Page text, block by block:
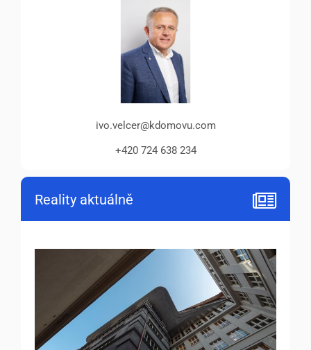
ivo.velcer@kdomovu.com
+420 724 638 234
Reality aktuálně